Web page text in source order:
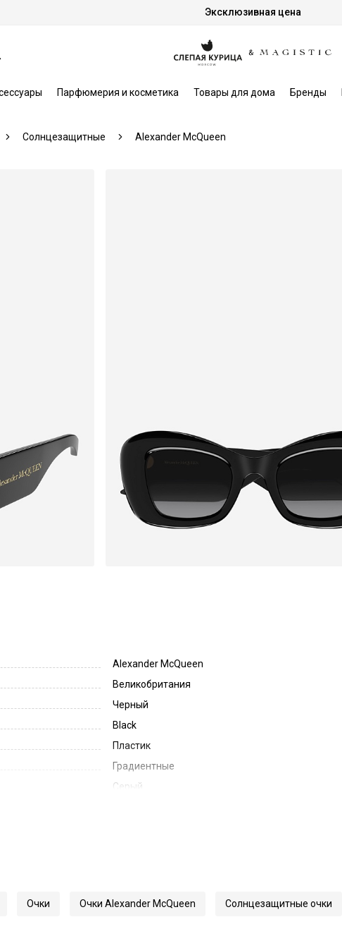
Эксклюзивная цена
Парфюмерия и косметика Товары для дома Бренды
Солнцезащитные Alexander McQueen
Alexander McQueen
Великобритания
Черный
Black
Пластик
Градиентные
Серый
0434S
Очки Очки Alexander McQueen Солнцезащитные очки